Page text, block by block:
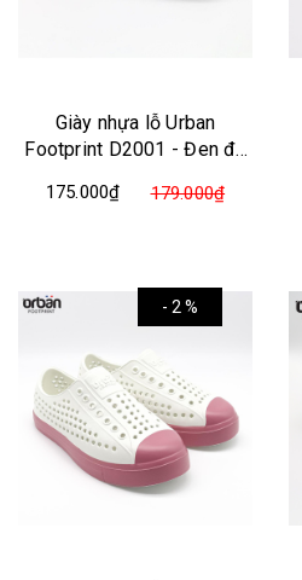
Giày nhựa lỗ Urban
Footprint D2001 - Đen đế
175.000₫ 179.000₫
- 2 %